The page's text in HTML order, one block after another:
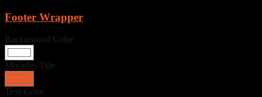
Footer Wrapper
Background Color
Modules Title
Text Color